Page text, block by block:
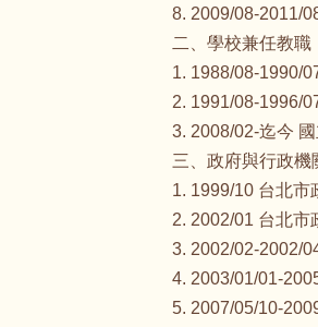
8. 2009/08-2011/
二、學校兼任教職
1. 1988/08-1990/
2. 1991/08-1996/
3. 2008/02-迄今
三、政府與行政機
1. 1999/10 台北市
2. 2002/01 台北市
3. 2002/02-2002/
4. 2003/01/01-
5. 2007/05/10-